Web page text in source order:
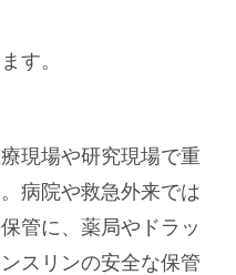
す。
現場や研究現場で重
病院や救急外来では
管に、薬局やドラッ
スリンの安全な保管